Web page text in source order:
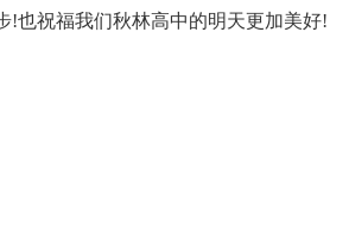
!也祝福我们秋林高中的明天更加美好!